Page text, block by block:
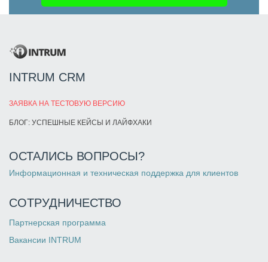
INTRUM CRM
ЗАЯВКА НА ТЕСТОВУЮ ВЕРСИЮ
БЛОГ: УСПЕШНЫЕ КЕЙСЫ И ЛАЙФХАКИ
ОСТАЛИСЬ ВОПРОСЫ?
Информационная и техническая поддержка для клиентов
СОТРУДНИЧЕСТВО
Партнерская программа
Вакансии INTRUM